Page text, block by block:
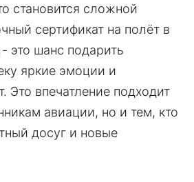
становится сложной
сертификат на полёт в
это шанс подарить
яркие эмоции и
Это впечатление подходит
авиации, но и тем, кто
досуг и новые